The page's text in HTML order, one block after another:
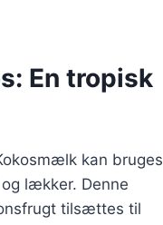
En tropisk
kan bruges
lækker. Denne
tilsættes til